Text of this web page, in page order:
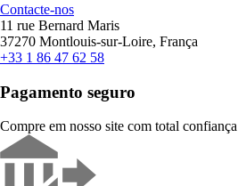
Contacte-nos
11 rue Bernard Maris
37270 Montlouis-sur-Loire, França
+33 1 86 47 62 58
Pagamento seguro
Compre em nosso site com total confiança